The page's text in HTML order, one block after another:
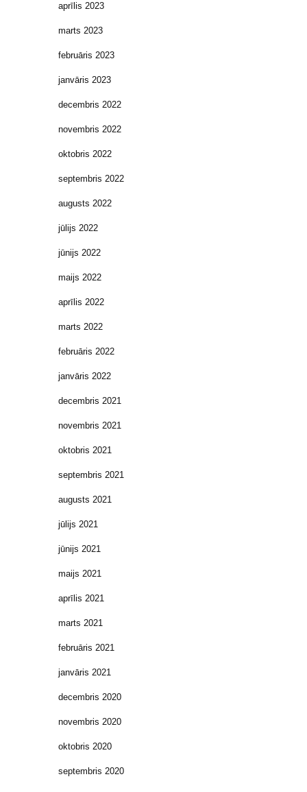
aprīlis 2023
marts 2023
februāris 2023
janvāris 2023
decembris 2022
novembris 2022
oktobris 2022
septembris 2022
augusts 2022
jūlijs 2022
jūnijs 2022
maijs 2022
aprīlis 2022
marts 2022
februāris 2022
janvāris 2022
decembris 2021
novembris 2021
oktobris 2021
septembris 2021
augusts 2021
jūlijs 2021
jūnijs 2021
maijs 2021
aprīlis 2021
marts 2021
februāris 2021
janvāris 2021
decembris 2020
novembris 2020
oktobris 2020
septembris 2020